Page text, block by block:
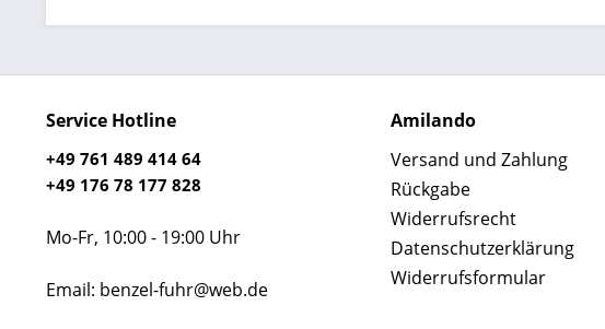
Service Hotline
+49 761 489 414 64
+49 176 78 177 828
Mo-Fr, 10:00 - 19:00 Uhr
Email: benzel-fuhr@web.de
Amilando
Versand und Zahlung
Rückgabe
Widerrufsrecht
Datenschutzerklärung
Widerrufsformular